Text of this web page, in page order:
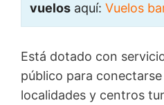
vuelos aquí: Vuelos
Está dotado con
público para
localidades y centros